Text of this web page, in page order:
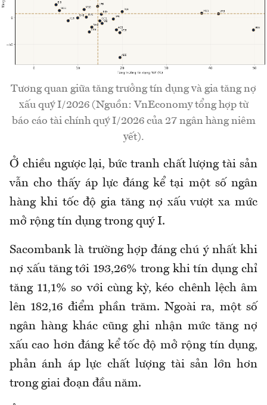
Tương quan giữa tăng trưởng tín dụng và gia tăng nợ
xấu quý I/2026 (Nguồn: VnEconomy tổng hợp từ
báo cáo tài chính quý I/2026 của 27 ngân hàng niêm
yết).
Ở chiều ngược lại, bức tranh chất lượng tài sản
vẫn cho thấy áp lực đáng kể tại một số ngân
hàng khi tốc độ gia tăng nợ xấu vượt xa mức
mở rộng tín dụng trong quý I.
Sacombank là trường hợp đáng chú ý nhất khi
nợ xấu tăng tới 193,26% trong khi tín dụng chỉ
tăng 11,1% so với cùng kỳ, kéo chênh lệch âm
lên 182,16 điểm phần trăm. Ngoài ra, một số
ngân hàng khác cũng ghi nhận mức tăng nợ
xấu cao hơn đáng kể tốc độ mở rộng tín dụng,
phản ánh áp lực chất lượng tài sản lớn hơn
trong giai đoạn đầu năm.